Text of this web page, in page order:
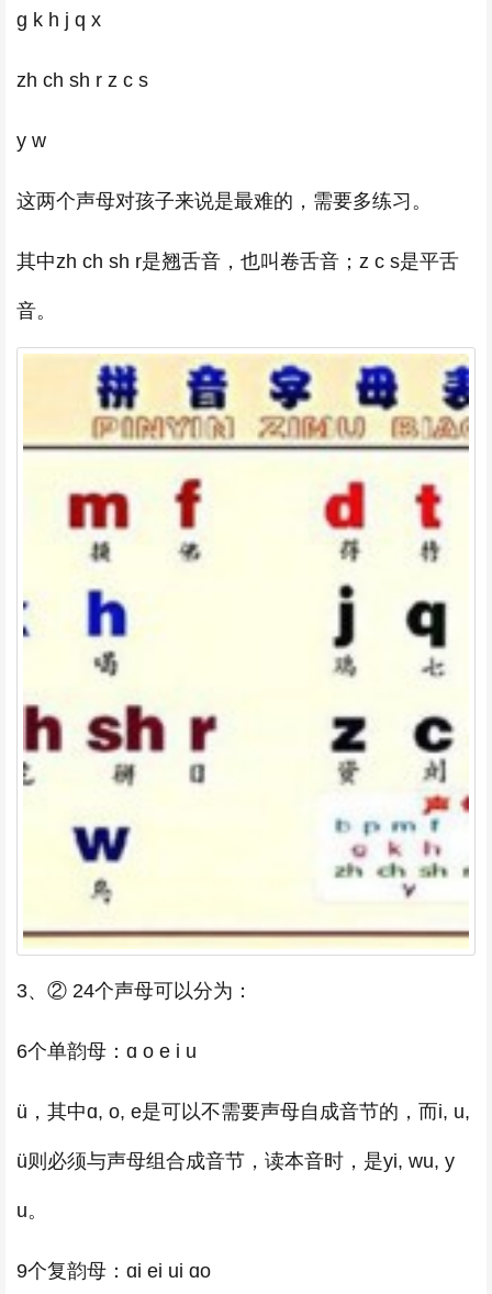
g k h j q x
zh ch sh r z c s
y w
这两个声母对孩子来说是最难的，需要多练习。
其中zh ch sh r是翘舌音，也叫卷舌音；z c s是平舌
音。
3、② 24个声母可以分为：
6个单韵母：ɑ o e i u
ü，其中ɑ, o, e是可以不需要声母自成音节的，而i, u,
ü则必须与声母组合成音节，读本音时，是yi, wu, y
u。
9个复韵母：ɑi ei ui ɑo